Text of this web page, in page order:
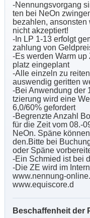
-Nennungsvorgang
ten bei NeOn
bezahlen, ansonsten
nicht akzeptiert!
-In LP 1-13 erfolgt
zahlung von
-Es werden Warm
platz eingeplant
-Alle einzeln zu
auswendig geritten
-Bei Anwendung der
tzierung wird eine
6,0/60% gefordert
-Begrenzte Anzahl
für die Zeit vom 08.-
NeOn. Späne
den.Bitte bei
oder Späne
-Ein Schmied ist bei
-Die ZE wird im
www.nennung-
www.equiscore.d
Beschaffenheit der